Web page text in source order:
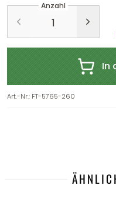
Anzahl
In
Art.-Nr.: FT-5765-260